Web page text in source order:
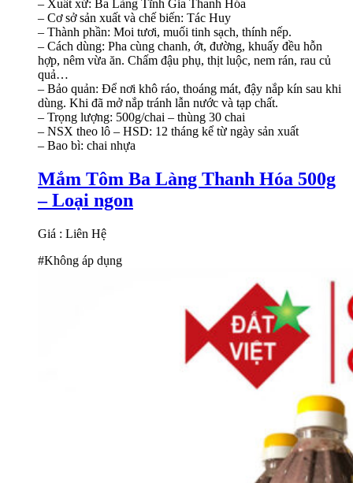
– Xuất xứ: Ba Làng Tĩnh Gia Thanh Hóa
– Cơ sở sản xuất và chế biến: Tác Huy
– Thành phần: Moi tươi, muối tinh sạch, thính nếp.
– Cách dùng: Pha cùng chanh, ớt, đường, khuấy đều hỗn
hợp, nêm vừa ăn. Chấm đậu phụ, thịt luộc, nem rán, rau củ
quả…
– Bảo quản: Để nơi khô ráo, thoáng mát, đậy nắp kín sau khi
dùng. Khi đã mở nắp tránh lẫn nước và tạp chất.
– Trọng lượng: 500g/chai – thùng 30 chai
– NSX theo lô – HSD: 12 tháng kể từ ngày sản xuất
– Bao bì: chai nhựa
Mắm Tôm Ba Làng Thanh Hóa 500g
– Loại ngon
Giá : Liên Hệ
#Không áp dụng